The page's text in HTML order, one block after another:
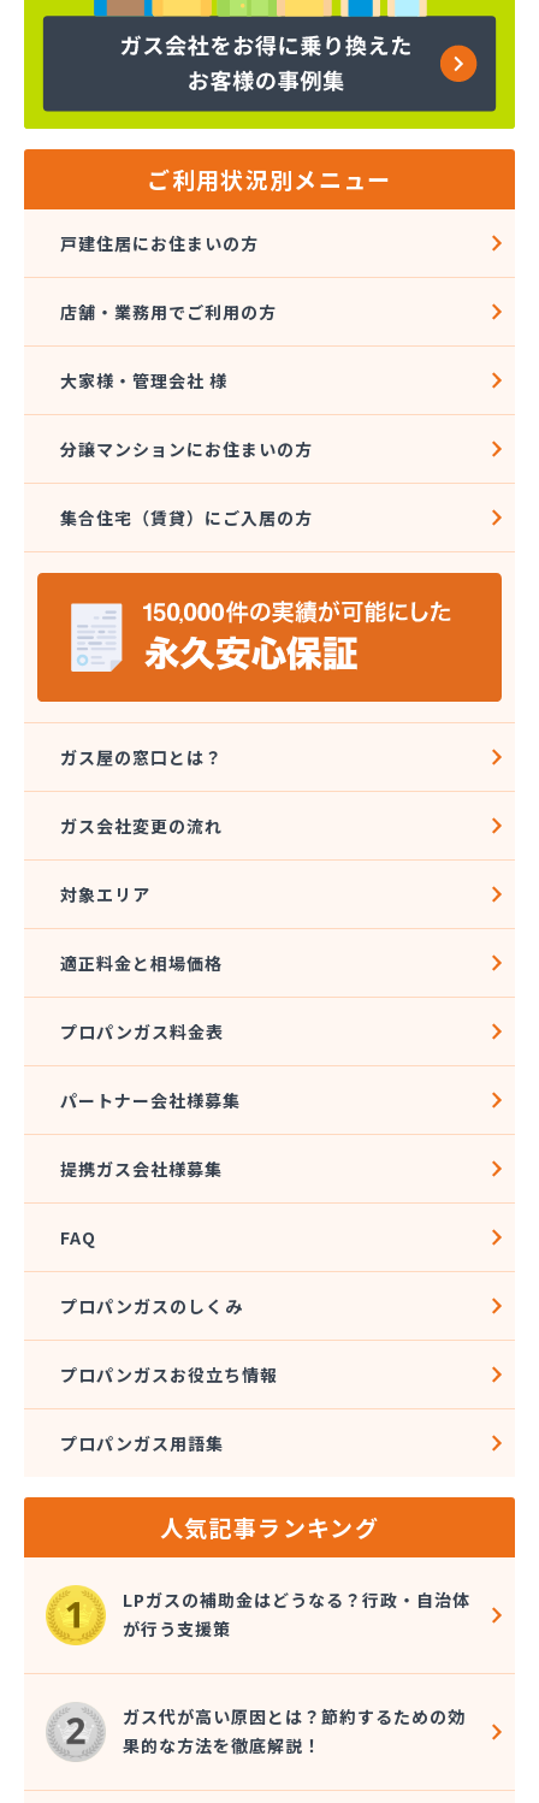
株式会社コープエナジー 足利営業所
株式会社コボリ・ガス
株式会社サイサン 宇都宮営業所
株式会社サイサン 今市営業所
株式会社サイサン 湯西川営業所
株式会社サイサン 物流管理
株式会社スガマタ
株式会社スミスケ
株式会社ミツウロコ 宇都宮オート営業所
株式会社ミツウロコ 宇都宮西部店
株式会社ミツウロコ 栃木支店
株式会社ミツウロコ 那須店
株式会社ミヤプロ
株式会社ミヤレン
株式会社ヤチネン
株式会社ヤマガス
株式会社稲葉商店
株式会社宇都宮プロパン容器検査工場
株式会社菊泉
株式会社県民ガス保安センター
株式会社高圧容器検査所
株式会社篠田商店
株式会社小野里商店 佐野営業所
株式会社瀬尾本店
株式会社西城
株式会社石沢商店 プロパンガス充填所オートスタ
株式会社石澤商店 宇都宮営業所
株式会社島田
株式会社東親エルピーガス配送センター
株式会社藤田液化燃料
株式会社福冨
株式会社平松総合企画 プロパンガス部
株式会社別井商店
関彰商事株式会社 真岡LPガスセンター
岩谷産業株式会社 宇都宮支店
鬼怒川プロパン
吉澤保全株式会社倉庫
橋本産業株式会社
近嵐商事有限会社
金子商事有限会社
桑原商店
郡司燃料店
慶野燃料店
戸恒燃料店
ご利用状況別メニュー
戸建住居にお住まいの方
店舗・業務用でご利用の方
大家様・管理会社 様
分譲マンションにお住まいの方
集合住宅（賃貸）にご入居の方
ガス屋の窓口とは？
ガス会社変更の流れ
対象エリア
適正料金と相場価格
プロパンガス料金表
パートナー会社様募集
提携ガス会社様募集
FAQ
プロパンガスのしくみ
プロパンガスお役立ち情報
プロパンガス用語集
人気記事ランキング
LPガスの補助金はどうなる？行政・自治体
が行う支援策
ガス代が高い原因とは？節約するための効
果的な方法を徹底解説！